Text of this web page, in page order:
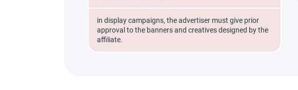
in display campaigns, the advertiser must give prior
approval to the banners and creatives designed by the
affiliate.